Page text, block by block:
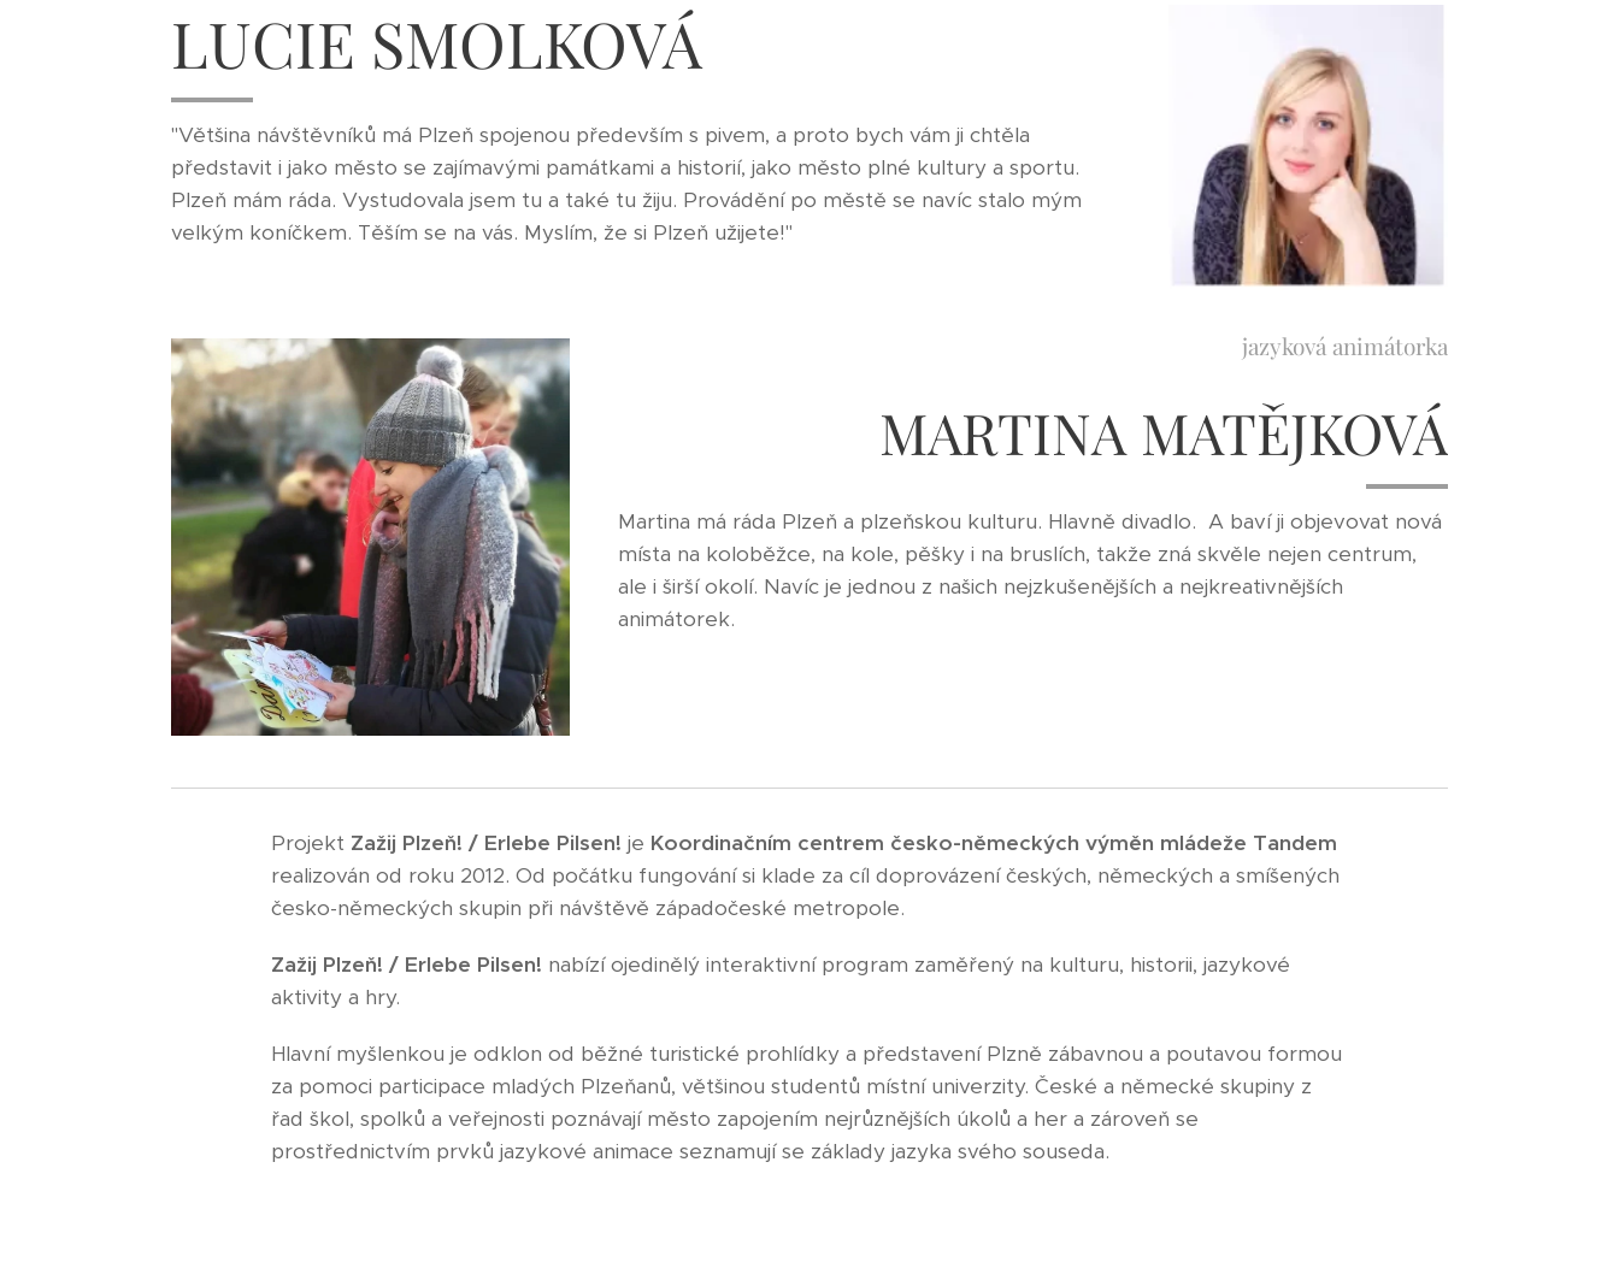
LUCIE SMOLKOVÁ
"Většina návštěvníků má Plzeň spojenou především s pivem, a proto bych vám ji chtěla
představit i jako město se zajímavými památkami a historií, jako město plné kultury a sportu.
Plzeň mám ráda. Vystudovala jsem tu a také tu žiju. Provádění po městě se navíc stalo mým
velkým koníčkem. Těším se na vás. Myslím, že si Plzeň užijete!"
jazyková animátorka
MARTINA MATĚJKOVÁ
Martina má ráda Plzeň a plzeňskou kulturu. Hlavně divadlo. A baví ji objevovat nová
místa na koloběžce, na kole, pěšky i na bruslích, takže zná skvěle nejen centrum,
ale i širší okolí. Navíc je jednou z našich nejzkušenějších a nejkreativnějších
animátorek.
Projekt Zažij Plzeň! / Erlebe Pilsen! je Koordinačním centrem česko-německých výměn mládeže Tandem
realizován od roku 2012. Od počátku fungování si klade za cíl doprovázení českých, německých a smíšených
česko-německých skupin při návštěvě západočeské metropole.
Zažij Plzeň! / Erlebe Pilsen! nabízí ojedinělý interaktivní program zaměřený na kulturu, historii, jazykové
aktivity a hry.
Hlavní myšlenkou je odklon od běžné turistické prohlídky a představení Plzně zábavnou a poutavou formou
za pomoci participace mladých Plzeňanů, většinou studentů místní univerzity. České a německé skupiny z
řad škol, spolků a veřejnosti poznávají město zapojením nejrůznějších úkolů a her a zároveň se
prostřednictvím prvků jazykové animace seznamují se základy jazyka svého souseda.